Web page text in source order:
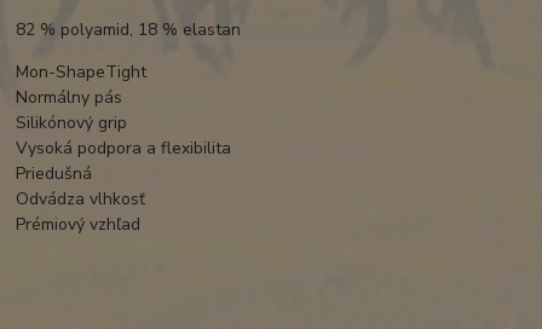
82 % polyamid, 18 % elastan
Mon-ShapeTight
Normálny pás
Silikónový grip
Vysoká podpora a flexibilita
Priedušná
Odvádza vlhkosť
Prémiový vzhľad